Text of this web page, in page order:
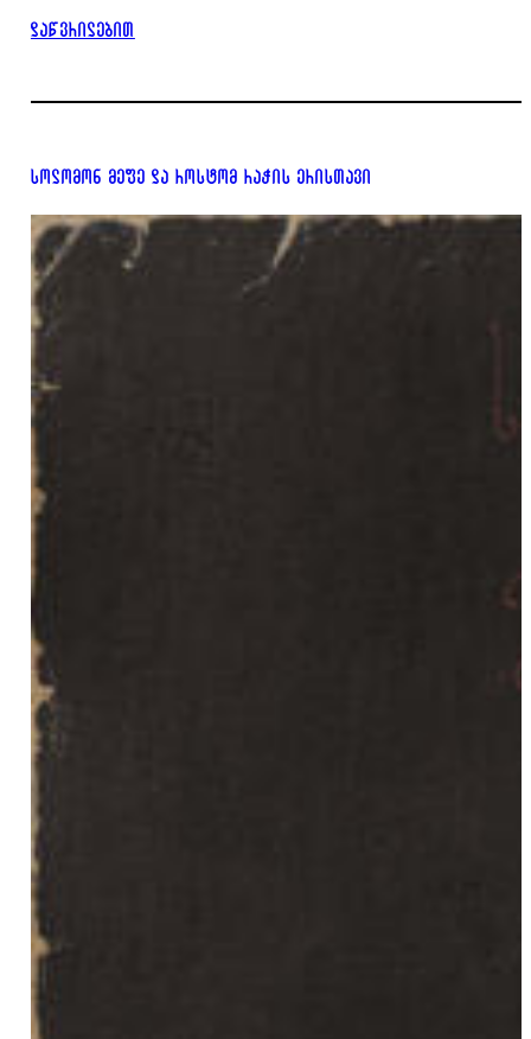
დაწვრილებით
სოლომონ მეფე და როსტომ რაჭის ერისთავი